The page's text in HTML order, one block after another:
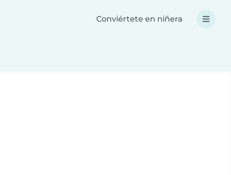
Conviértete en niñera